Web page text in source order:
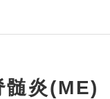
髄炎(ME)